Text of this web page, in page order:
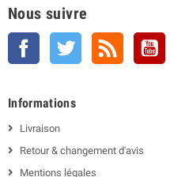
Nous suivre
Facebook Twitter
Informations
Livraison
Retour & changement d'avis
Mentions légales